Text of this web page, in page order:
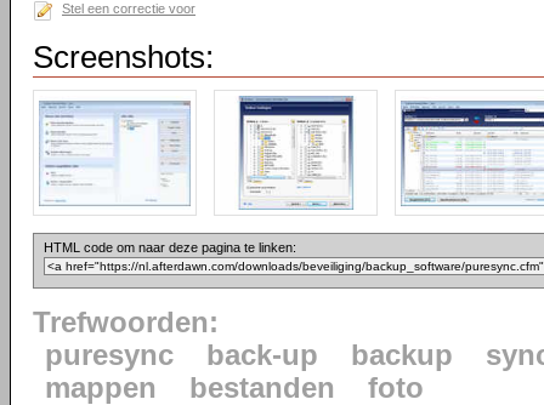
Stel een correctie voor
Screenshots:
HTML code om naar deze pagina te linken:
Trefwoorden:
puresync
back-up backup
mappen
bestanden foto